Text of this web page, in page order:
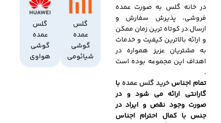
در خانه گلس به صورت عمده
فروشی، پذیرش سفارش و
ارسال در کوتاه ترین زمان ممکن
و ارائه بالاترین کیفیت و خدمات
به مشتریان عزیز همواره در
اهداف این مجموعه بوده است
.
تمام اجناسخرید گلس عمده با
گارانتی ارائه می شود و در
صورت وجود نقص و ایراد در
جنس با کمال احترام اجناس
گلس
عمده
گوشی
شیائومی
گلس
عمده
گوشی
هواوی